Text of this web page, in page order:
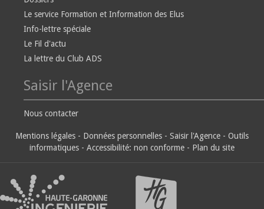
Le service Formation et Information des Elus
Info-lettre spéciale
Le Fil d'actu
La lettre du Club ADS
Saisir l'Agence
Nous contacter
Mentions légales - Données personnelles - Saisir l'Agence - Outils
informatiques - Accessibilité: non conforme - Plan du site